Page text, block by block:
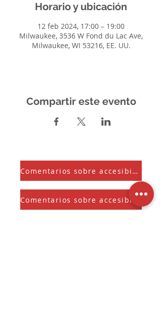
Horario y ubicación
12 feb 2024, 17:00 – 19:00
Milwaukee, 3536 W Fond du Lac Ave,
Milwaukee, WI 53216, EE. UU.
Compartir este evento
Comentarios sobre accesibilidad